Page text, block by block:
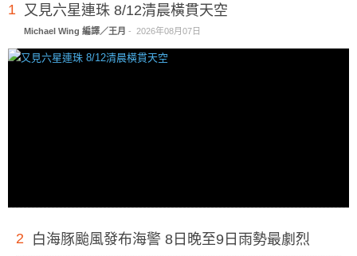
1 又見六星連珠 8/12清晨橫貫天空
Michael Wing 編譯／王月 - 2026年08月07日
2 白海豚颱風發布海警 8日晚至9日雨勢最劇烈